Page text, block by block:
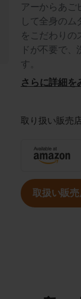
アーからあご
して全身のム
をこだわりの
ドが不要で
す。
さらに詳細を
取り扱い販売
取扱い販売